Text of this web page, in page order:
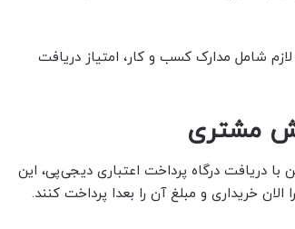
شامل مدارک کسب و کار، امتیاز دریافت
مشتری
دریافت درگاه پرداخت اعتباری دیجی‌پی، این
خریداری و مبلغ آن را بعدا پرداخت کنند.